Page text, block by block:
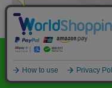
ADER.bijoux
EPARS leather ブレスレット